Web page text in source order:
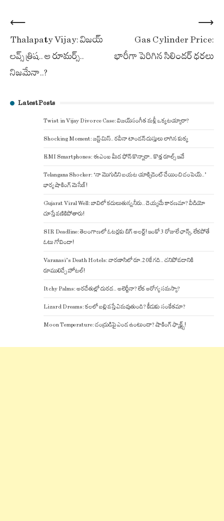
Post
navigation
⟵
Thalapaty Vijay: విజ‌య్‌
లవ్స్ త్రిష‌.. ఆ రూమ‌ర్స్..
నిజ‌మేనా..?
Gas Cylinder Price:
భారీగా పెరిగిన సిలిండర్ ధరలు
⟶
Latest Posts
Twist in Vijay Divorce Case: విజయ్-సంగీత మళ్లీ ఒక్కటయ్యారా?
Shocking Moment: జస్ట్ మిస్.. రవీనా టాండన్ దుస్తులు లాగిన కుక్క
EMI Smartphones: ఈఎంఐ మీద ఫోన్ కొన్నారా.. కొత్త రూల్స్ ఇవే
Telangana Shocker: ‘నా మొగుడిని బయట యాక్సిడెంట్ చేయించి చంపెయ్..’
భార్య షాకింగ్ మెసేజ్!
Gujarat Viral Well: బావిలో కదులుతున్న నీరు.. దెయ్యమే కారణమా? వీడియో
చూస్తే వణికిపోతారు!
SIR Deadline: తెలంగాణలో ఓటర్లకు బిగ్ అలర్ట్! ఇంకో 3 రోజులే ఛాన్స్, లేకపోతే
ఓటు గోవిందా!
Varanasi’s Death Hotels: వారణాసిలో రూ.20కే గది.. చనిపోవడానికి
రూములిచ్చే హోటల్!
Itchy Palms: అరచేతుల్లో దురద.. అలెర్జీనా? లేక ఆరోగ్య సమస్యా?
Lizard Dreams: కలలో బల్లి వస్తే ఏమవుతుంది? కీడుకు సంకేతమా?
Moon Temperature: చంద్రుడిపై ఎండ ఉంటుందా? షాకింగ్ ఫ్యాక్ట్స్!